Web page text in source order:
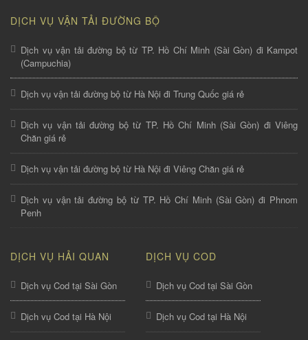
DỊCH VỤ VẬN TẢI ĐƯỜNG BỘ
Dịch vụ vận tải đường bộ từ TP. Hồ Chí Minh (Sài Gòn) đi Kampot
(Campuchia)
Dịch vụ vận tải đường bộ từ Hà Nội đi Trung Quốc giá rẻ
Dịch vụ vận tải đường bộ từ TP. Hồ Chí Minh (Sài Gòn) đi Viêng
Chăn giá rẻ
Dịch vụ vận tải đường bộ từ Hà Nội đi Viêng Chăn giá rẻ
Dịch vụ vận tải đường bộ từ TP. Hồ Chí Minh (Sài Gòn) đi Phnom
Penh
DỊCH VỤ HẢI QUAN
Dịch vụ Cod tại Sài Gòn
Dịch vụ Cod tại Hà Nội
DỊCH VỤ COD
Dịch vụ Cod tại Sài Gòn
Dịch vụ Cod tại Hà Nội